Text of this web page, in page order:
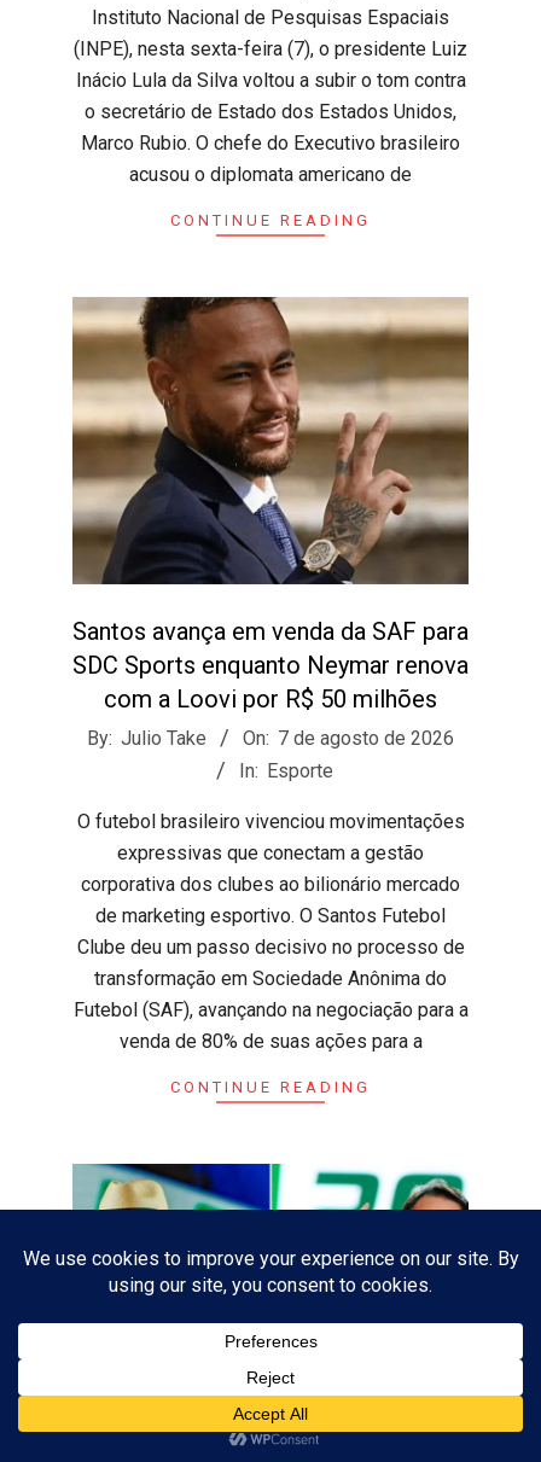
Instituto Nacional de Pesquisas Espaciais
(INPE), nesta sexta-feira (7), o presidente Luiz
Inácio Lula da Silva voltou a subir o tom contra
o secretário de Estado dos Estados Unidos,
Marco Rubio. O chefe do Executivo brasileiro
acusou o diplomata americano de
CONTINUE READING
Santos avança em venda da SAF para
SDC Sports enquanto Neymar renova
com a Loovi por R$ 50 milhões
2026-
By: Julio Take On: 7 de agosto de 2026
In: Esporte
​O futebol brasileiro vivenciou movimentações
expressivas que conectam a gestão
corporativa dos clubes ao bilionário mercado
de marketing esportivo. O Santos Futebol
Clube deu um passo decisivo no processo de
transformação em Sociedade Anônima do
Futebol (SAF), avançando na negociação para a
venda de 80% de suas ações para a
CONTINUE READING